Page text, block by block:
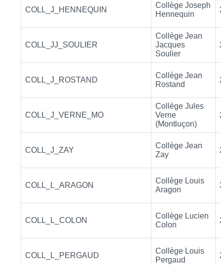
COLL_J_HENNEQUIN
Collège Joseph
Hennequin
COLL_JJ_SOULIER
Collège Jean
Jacques
Soulier
COLL_J_ROSTAND
Collège Jean
Rostand
COLL_J_VERNE_MO
Collège Jules
Verne
(Montluçon)
COLL_J_ZAY
Collège Jean
Zay
COLL_L_ARAGON
Collège Louis
Aragon
COLL_L_COLON
Collège Lucien
Colon
COLL_L_PERGAUD
Collège Louis
Pergaud